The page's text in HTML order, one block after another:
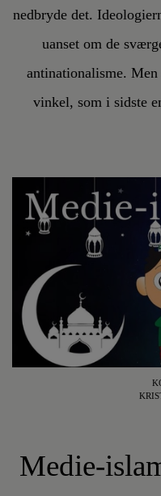
nedbryde det.
uanset om de
antinationalisme.
vinkel, som i sidste
Medie-